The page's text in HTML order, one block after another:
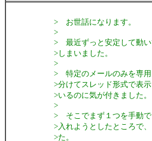
> お世話になります。
>
> 最近ずっと安定して動い
>しまいました。
>
> 特定のメールのみを専用
>分けてスレッド形式で表
>いるのに気が付きました。
>
> そこでまず１つを手動で
>入れようとしたところで
>た。